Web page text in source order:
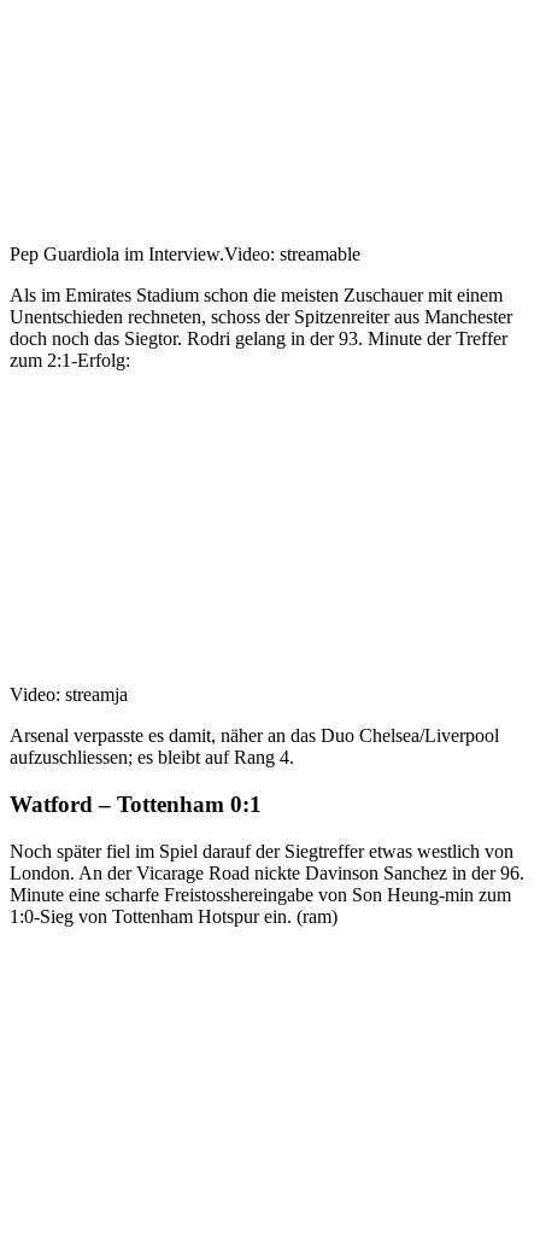
Pep Guardiola im Interview.Video: streamable
Als im Emirates Stadium schon die meisten Zuschauer mit einem
Unentschieden rechneten, schoss der Spitzenreiter aus Manchester
doch noch das Siegtor. Rodri gelang in der 93. Minute der Treffer
zum 2:1-Erfolg:
Video: streamja
Arsenal verpasste es damit, näher an das Duo Chelsea/Liverpool
aufzuschliessen; es bleibt auf Rang 4.
Watford – Tottenham 0:1
Noch später fiel im Spiel darauf der Siegtreffer etwas westlich von
London. An der Vicarage Road nickte Davinson Sanchez in der 96.
Minute eine scharfe Freistosshereingabe von Son Heung-min zum
1:0-Sieg von Tottenham Hotspur ein. (ram)